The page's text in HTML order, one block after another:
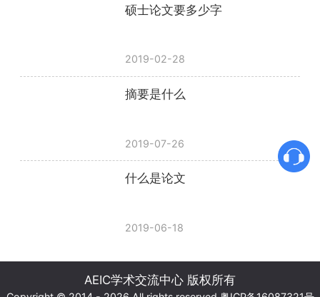
硕士论文要多少字
2019-02-28
摘要是什么
2019-07-26
什么是论文
2019-06-18
AEIC学术交流中心 版权所有